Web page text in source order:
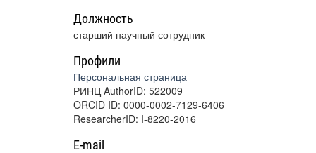
Должность
старший научный сотрудник
Профили
Персональная страница
РИНЦ AuthorID: 522009
ORCID ID: 0000-0002-7129-6406
ResearcherID: I-8220-2016
E-mail